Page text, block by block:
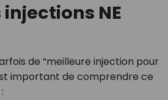
injections NE
de “meilleure injection pour
important de comprendre ce